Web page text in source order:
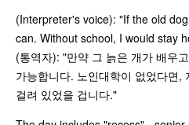
(Interpreter's voice): "If the old
can. Without school, I would stay
(통역자): "만약 그 늙은 개가 배우
가능합니다. 노인대학이 없었다면,
걸려 있었을 겁니다."